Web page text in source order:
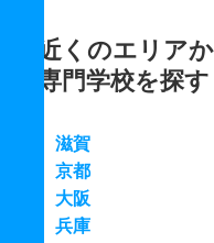
近くのエリア
専門学校を探す
滋賀
京都
大阪
兵庫